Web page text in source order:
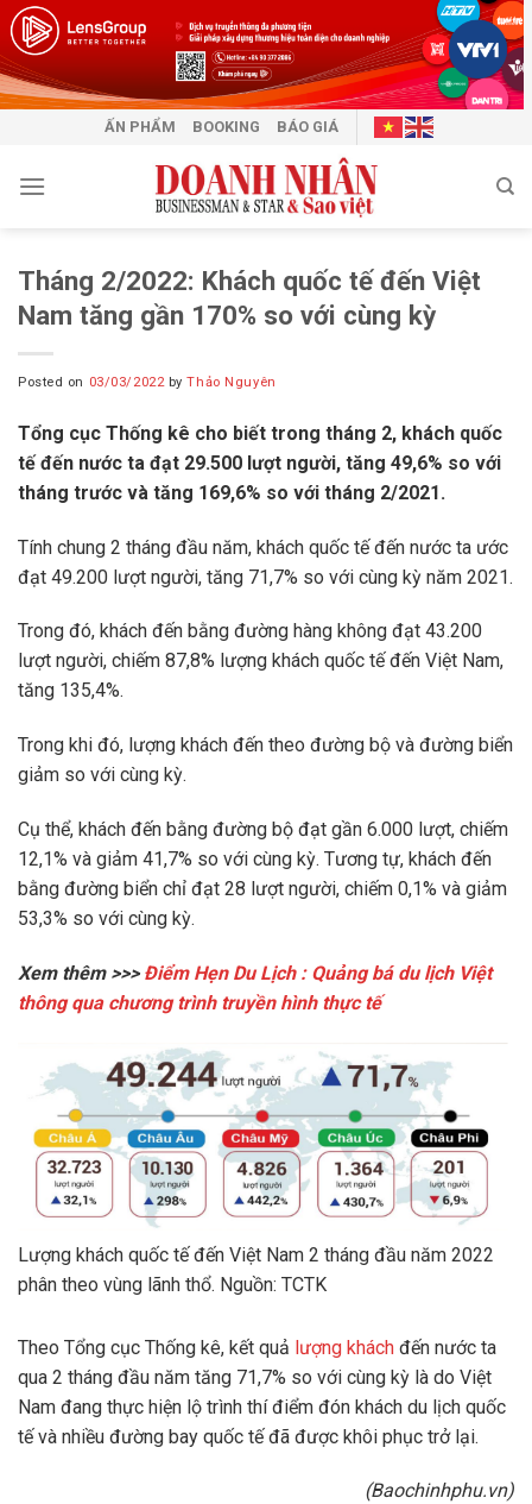
Skip
to
content
ẤN PHẨM BOOKING BÁO GIÁ
Tháng 2/2022: Khách quốc tế đến Việt
Nam tăng gần 170% so với cùng kỳ
Posted on 03/03/2022 byThảo Nguyên
Tổng cục Thống kê cho biết trong tháng 2, khách quốc
tế đến nước ta đạt 29.500 lượt người, tăng 49,6% so với
tháng trước và tăng 169,6% so với tháng 2/2021.
Tính chung 2 tháng đầu năm, khách quốc tế đến nước ta ước
đạt 49.200 lượt người, tăng 71,7% so với cùng kỳ năm 2021.
Trong đó, khách đến bằng đường hàng không đạt 43.200
lượt người, chiếm 87,8% lượng khách quốc tế đến Việt Nam,
tăng 135,4%.
Trong khi đó, lượng khách đến theo đường bộ và đường biển
giảm so với cùng kỳ.
Cụ thể, khách đến bằng đường bộ đạt gần 6.000 lượt, chiếm
12,1% và giảm 41,7% so với cùng kỳ. Tương tự, khách đến
bằng đường biển chỉ đạt 28 lượt người, chiếm 0,1% và giảm
53,3% so với cùng kỳ.
Xem thêm >>> Điểm Hẹn Du Lịch : Quảng bá du lịch Việt
thông qua chương trình truyền hình thực tế
Lượng khách quốc tế đến Việt Nam 2 tháng đầu năm 2022
phân theo vùng lãnh thổ. Nguồn: TCTK
Theo Tổng cục Thống kê, kết quả lượng khách đến nước ta
qua 2 tháng đầu năm tăng 71,7% so với cùng kỳ là do Việt
Nam đang thực hiện lộ trình thí điểm đón khách du lịch quốc
tế và nhiều đường bay quốc tế đã được khôi phục trở lại.
(Baochinhphu.vn)